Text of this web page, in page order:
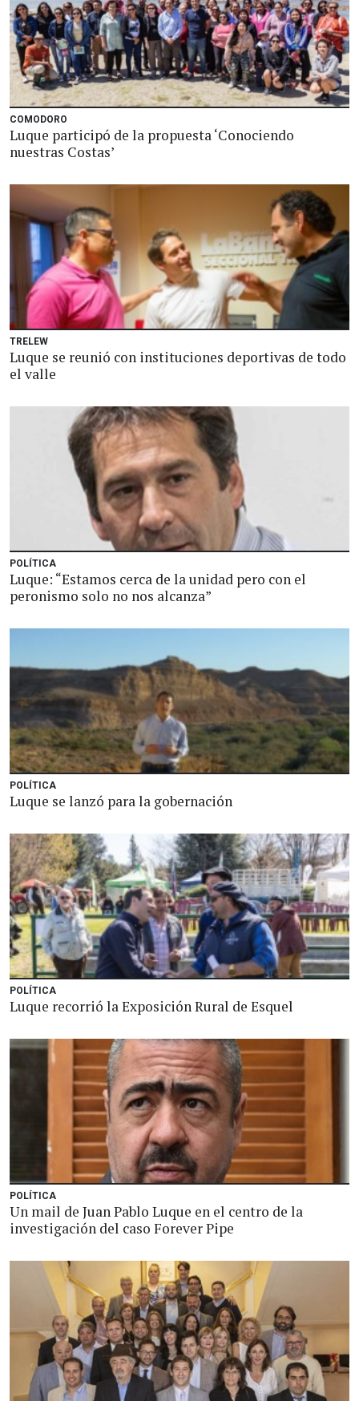
COMODORO
Luque participó de la propuesta ‘Conociendo
nuestras Costas’
TRELEW
Luque se reunió con instituciones deportivas de todo
el valle
POLÍTICA
Luque: “Estamos cerca de la unidad pero con el
peronismo solo no nos alcanza”
POLÍTICA
Luque se lanzó para la gobernación
POLÍTICA
Luque recorrió la Exposición Rural de Esquel
POLÍTICA
Un mail de Juan Pablo Luque en el centro de la
investigación del caso Forever Pipe